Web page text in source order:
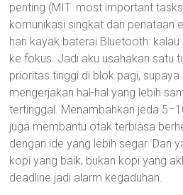
penting (MIT: most important
komunikasi singkat dan penataan
hari kayak baterai Bluetooth: kalau
ke fokus. Jadi aku usahakan satu
prioritas tinggi di blok pagi,
mengerjakan hal-hal yang lebih
tertinggal. Menambahkan jeda
juga membantu otak terbiasa
dengan ide yang lebih segar. Dan
kopi yang baik, bukan kopi yang
deadline jadi alarm kegaduhan.